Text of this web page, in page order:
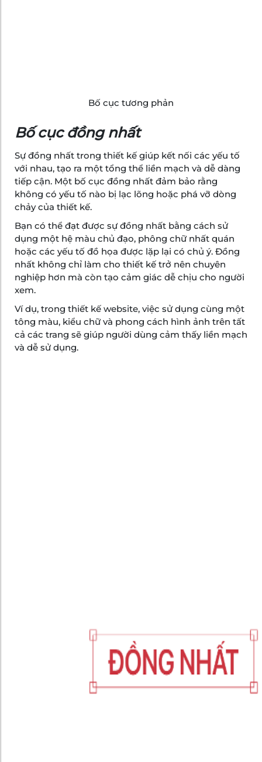
Bố cục tương phản
Bố cục đồng nhất
Sự đồng nhất trong thiết kế giúp kết nối các yếu tố
với nhau, tạo ra một tổng thể liền mạch và dễ dàng
tiếp cận. Một bố cục đồng nhất đảm bảo rằng
không có yếu tố nào bị lạc lõng hoặc phá vỡ dòng
chảy của thiết kế.
Bạn có thể đạt được sự đồng nhất bằng cách sử
dụng một hệ màu chủ đạo, phông chữ nhất quán
hoặc các yếu tố đồ họa được lặp lại có chủ ý. Đồng
nhất không chỉ làm cho thiết kế trở nên chuyên
nghiệp hơn mà còn tạo cảm giác dễ chịu cho người
xem.
Ví dụ, trong thiết kế website, việc sử dụng cùng một
tông màu, kiểu chữ và phong cách hình ảnh trên tất
cả các trang sẽ giúp người dùng cảm thấy liền mạch
và dễ sử dụng.